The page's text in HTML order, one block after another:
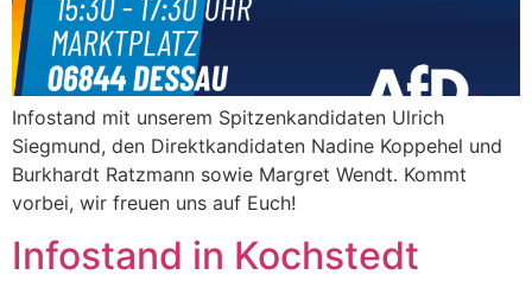
Infostand mit unserem Spitzenkandidaten Ulrich
Siegmund, den Direktkandidaten Nadine Koppehel und
Burkhardt Ratzmann sowie Margret Wendt. Kommt
vorbei, wir freuen uns auf Euch!
Infostand in Kochstedt